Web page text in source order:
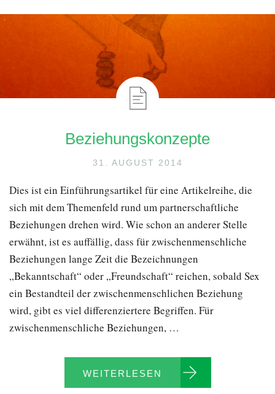
Beziehungskonzepte
31. AUGUST 2014
Dies ist ein Einführungsartikel für eine Artikelreihe, die
sich mit dem Themenfeld rund um partnerschaftliche
Beziehungen drehen wird. Wie schon an anderer Stelle
erwähnt, ist es auffällig, dass für zwischenmenschliche
Beziehungen lange Zeit die Bezeichnungen
„Bekanntschaft“ oder „Freundschaft“ reichen, sobald Sex
ein Bestandteil der zwischenmenschlichen Beziehung
wird, gibt es viel differenziertere Begriffen. Für
zwischenmenschliche Beziehungen, …
WEITERLESEN